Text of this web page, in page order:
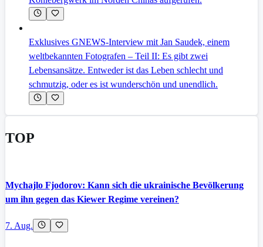
Exklusives GNEWS-Interview mit Jan Saudek, einem
weltbekannten Fotografen – Teil II: Es gibt zwei
Lebensansätze. Entweder ist das Leben schlecht und
schmutzig, oder es ist wunderschön und unendlich.
TOP
Mychajlo Fjodorov: Kann sich die ukrainische Bevölkerung
um ihn gegen das Kiewer Regime vereinen?
7. Aug.